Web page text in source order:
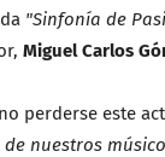
"Sinfonía de
Miguel Carlos
perderse este
nuestros